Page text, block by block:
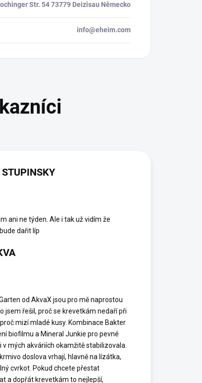
Str. 54 73779 Deizisau Německo
info@eheim.com
ani ne týden. Ale i tak už vidím že
dařit líp
od AkvaX jsou pro mě naprostou
jsem řešil, proč se krevetkám nedaří při
mizí mladé kusy. Kombinace Bakter
biofilmu a Mineral Junkie pro pevné
v mých akváriích okamžitě stabilizovala.
doslova vrhají, hlavně na lízátka,
cvrkot. Pokud chcete přestat
a dopřát krevetkám to nejlepší,